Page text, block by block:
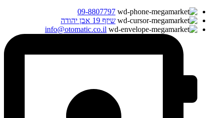
09-8807797
שיזף 19 אבן יהודה
info@otomatic.co.il